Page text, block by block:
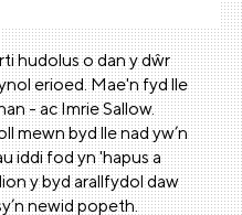
hudolus o dan y dŵr
erioed. Mae'n fyd lle
- ac Imrie Sallow.
mewn byd lle nad yw’n
iddi fod yn 'hapus a
y byd arallfydol daw
newid popeth.